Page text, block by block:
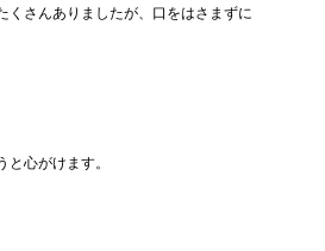
くさんありましたが、口をはさまずに
と心がけます。